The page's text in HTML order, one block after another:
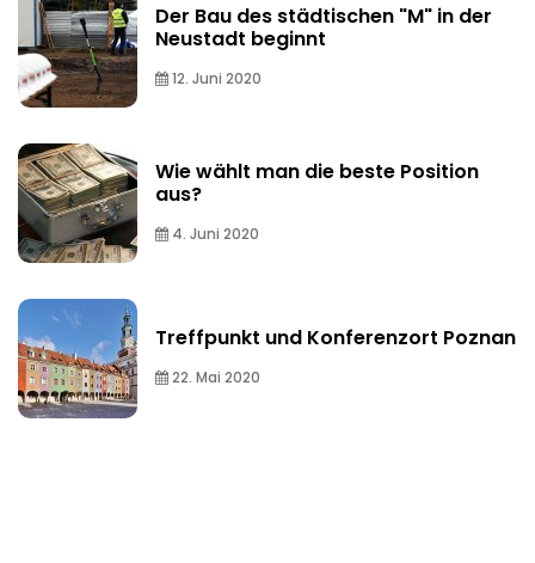
Der Bau des städtischen "M" in der
Neustadt beginnt
12. Juni 2020
Wie wählt man die beste Position
aus?
4. Juni 2020
Treffpunkt und Konferenzort Poznan
22. Mai 2020